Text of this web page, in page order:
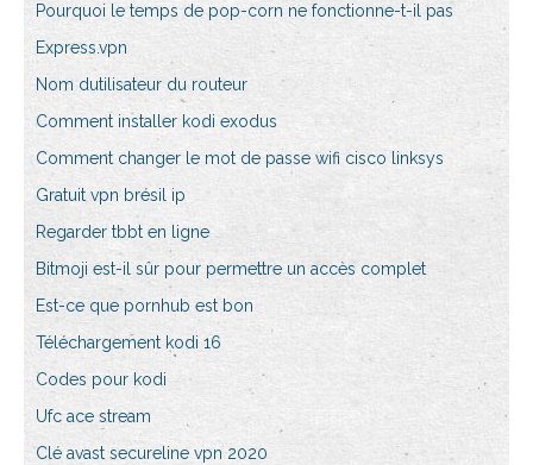
Pourquoi le temps de pop-corn ne fonctionne-t-il pas
Express.vpn
Nom dutilisateur du routeur
Comment installer kodi exodus
Comment changer le mot de passe wifi cisco linksys
Gratuit vpn brésil ip
Regarder tbbt en ligne
Bitmoji est-il sûr pour permettre un accès complet
Est-ce que pornhub est bon
Téléchargement kodi 16
Codes pour kodi
Ufc ace stream
Clé avast secureline vpn 2020